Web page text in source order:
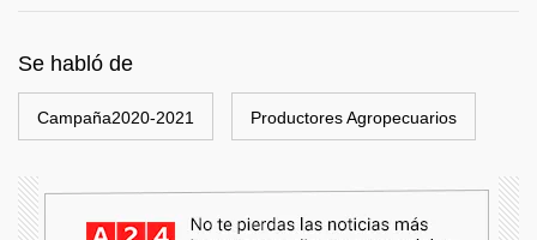
Se habló de
Campaña2020-2021 Productores Agropecuarios